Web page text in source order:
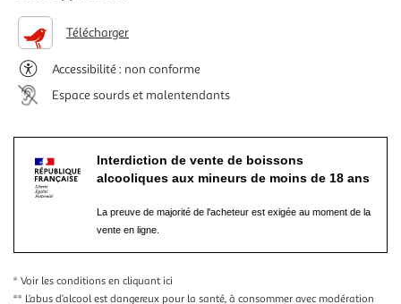
Télécharger
Accessibilité : non conforme
Espace sourds et malentendants
Interdiction de vente de boissons
alcooliques aux mineurs de moins de 18 ans
La preuve de majorité de l'acheteur est exigée au moment de la
vente en ligne.
* Voir les conditions en cliquant ici
** L’abus d’alcool est dangereux pour la santé, à consommer avec modération